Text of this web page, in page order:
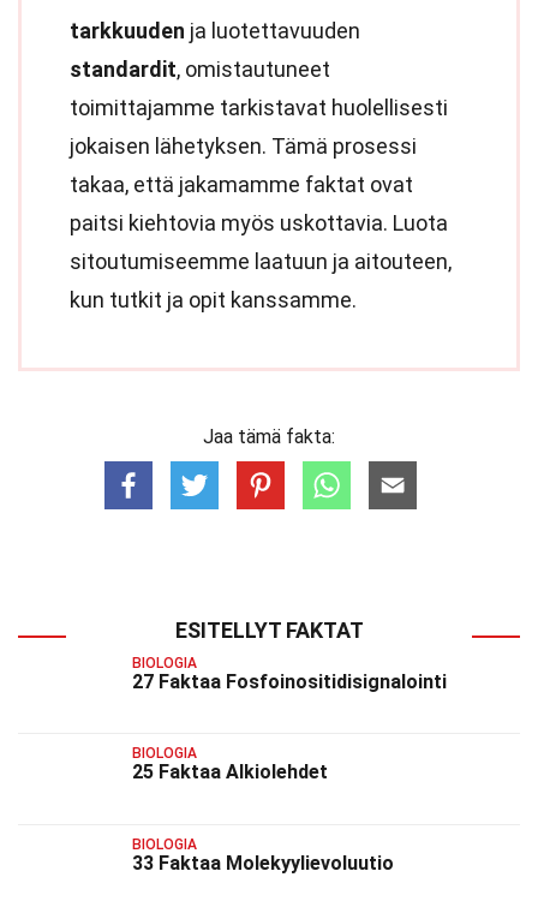
tarkkuuden ja luotettavuuden
standardit, omistautuneet
toimittajamme tarkistavat huolellisesti
jokaisen lähetyksen. Tämä prosessi
takaa, että jakamamme faktat ovat
paitsi kiehtovia myös uskottavia. Luota
sitoutumiseemme laatuun ja aitouteen,
kun tutkit ja opit kanssamme.
Jaa tämä fakta:
ESITELLYT FAKTAT
BIOLOGIA
27 Faktaa Fosfoinositidisignalointi
BIOLOGIA
25 Faktaa Alkiolehdet
BIOLOGIA
33 Faktaa Molekyylievoluutio